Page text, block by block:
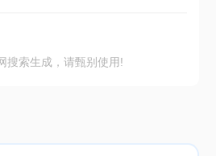
搜索生成，请甄别使用!